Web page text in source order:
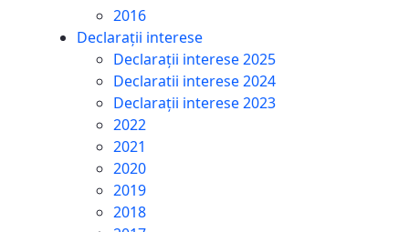
2016
Declarații interese
Declarații interese 2025
Declaratii interese 2024
Declarații interese 2023
2022
2021
2020
2019
2018